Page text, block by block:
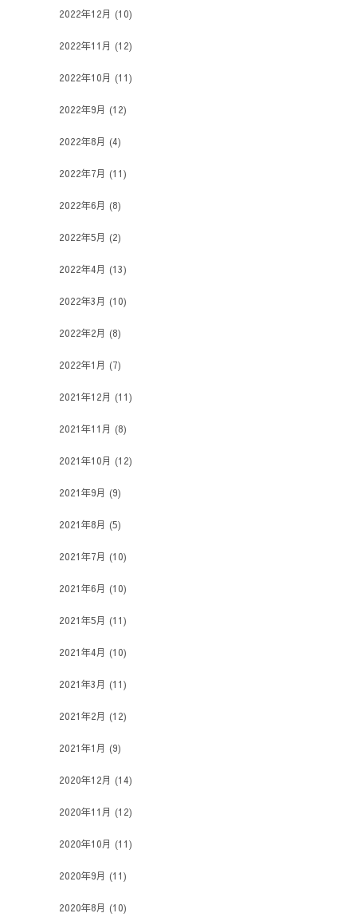
2022年12月 (10)
2022年11月 (12)
2022年10月 (11)
2022年9月 (12)
2022年8月 (4)
2022年7月 (11)
2022年6月 (8)
2022年5月 (2)
2022年4月 (13)
2022年3月 (10)
2022年2月 (8)
2022年1月 (7)
2021年12月 (11)
2021年11月 (8)
2021年10月 (12)
2021年9月 (9)
2021年8月 (5)
2021年7月 (10)
2021年6月 (10)
2021年5月 (11)
2021年4月 (10)
2021年3月 (11)
2021年2月 (12)
2021年1月 (9)
2020年12月 (14)
2020年11月 (12)
2020年10月 (11)
2020年9月 (11)
2020年8月 (10)